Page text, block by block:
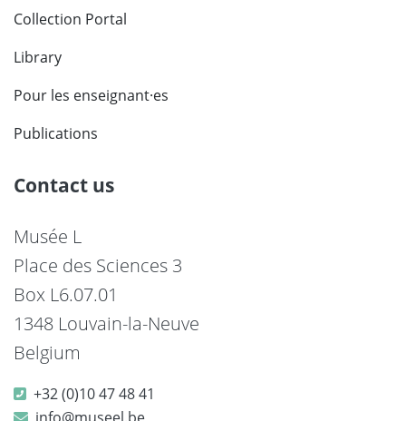
Collection Portal
Library
Pour les enseignant·es
Publications
Contact us
Musée L
Place des Sciences 3
Box L6.07.01
1348 Louvain-la-Neuve
Belgium
+32 (0)10 47 48 41